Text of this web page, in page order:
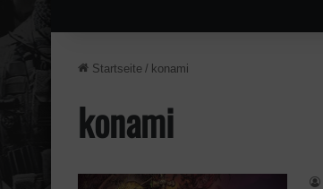
Startseite / konami
konami